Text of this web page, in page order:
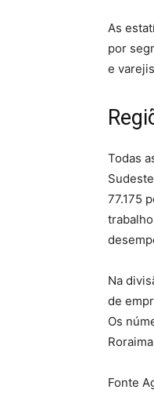
As
por
e
Todas
77.175
Na
de
Os
Fonte